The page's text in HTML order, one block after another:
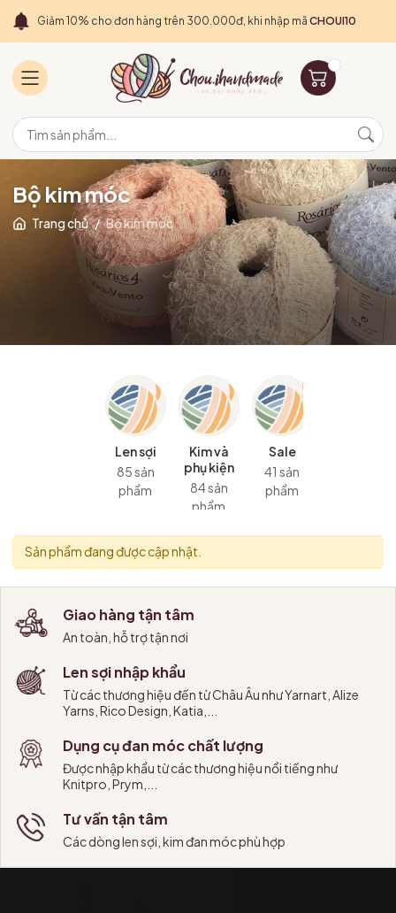
Giảm 10% cho đơn hàng trên 300.000đ, khi nhập mã CHOUI10
Bộ kim móc
Trang chủ / Bộ kim móc
Len sợi
85 sản
phẩm
Kim và
phụ kiện
84 sản
phẩm
Sale
41 sản
phẩm
Sản phẩm đang được cập nhật.
Giao hàng tận tâm
An toàn, hỗ trợ tận nơi
Len sợi nhập khẩu
Từ các thương hiệu đến từ Châu Âu như Yarnart, Alize
Yarns, Rico Design, Katia,...
Dụng cụ đan móc chất lượng
Được nhập khẩu từ các thương hiệu nổi tiếng như
Knitpro, Prym,...
Tư vấn tận tâm
Các dòng len sợi, kim đan móc phù hợp